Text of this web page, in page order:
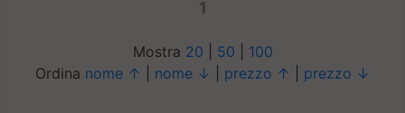
1
Mostra 20 50
100
Ordina nome ↑ nome ↓ prezzo ↑ prezzo ↓